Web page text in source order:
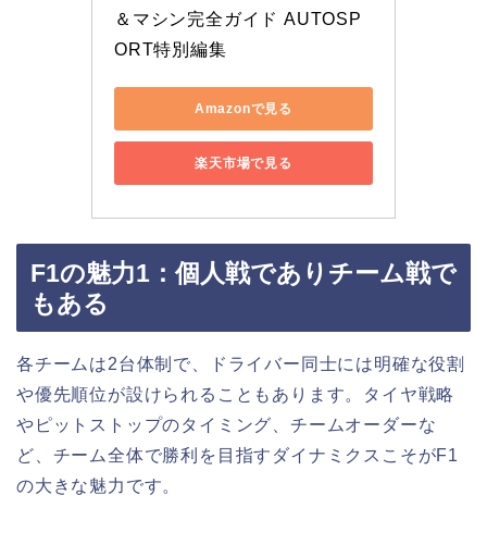
＆マシン完全ガイド AUTOSP
ORT特別編集
Amazonで見る
楽天市場で見る
F1の魅力1：個人戦でありチーム戦で
もある
各チームは2台体制で、ドライバー同士には明確な役割
や優先順位が設けられることもあります。タイヤ戦略
やピットストップのタイミング、チームオーダーな
ど、チーム全体で勝利を目指すダイナミクスこそがF1
の大きな魅力です。